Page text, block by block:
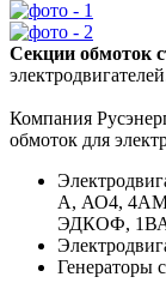
Секции обмоток
Компания
обмоток для
А, АО4,
ЭДКОФ,
Генераторы